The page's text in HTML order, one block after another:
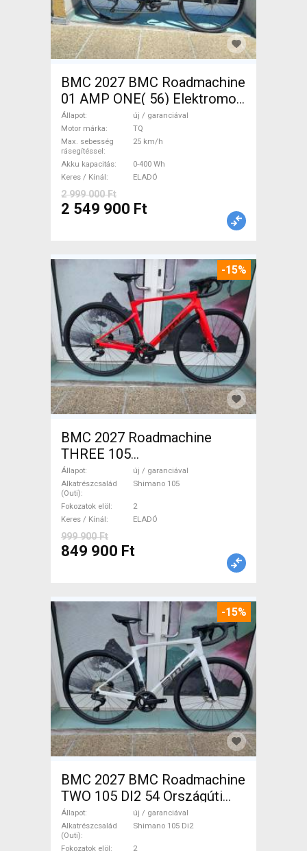
BMC 2027 BMC Roadmachine
01 AMP ONE( 56) Elektromos
Országúti / Gravel TQ új /
garanciával ELADÓ
Állapot
új / garanciával
Motor márka
TQ
Max. sebesség
rásegítéssel
25 km/h
Akku kapacitás
0-400 Wh
Keres / Kínál
ELADÓ
2 999 000 Ft
2 549 900 Ft
-15%
BMC 2027 Roadmachine
THREE 105
(47,51,54,56,58,61) Országúti
Shimano 105 tárcsafék új /
garanciával ELADÓ
Állapot
új / garanciával
Alkatrészcsalád
(Outi)
Shimano 105
Fokozatok elöl
2
Keres / Kínál
ELADÓ
999 900 Ft
849 900 Ft
-15%
BMC 2027 BMC Roadmachine
TWO 105 DI2 54 Országúti
Shimano 105 Di2 tárcsafék új
/ garanciával ELADÓ
Állapot
új / garanciával
Alkatrészcsalád
(Outi)
Shimano 105 Di2
Fokozatok elöl 2